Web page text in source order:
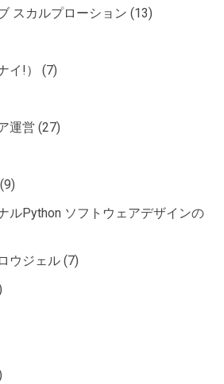
スカルプローション (13)
イ!）
(7)
運営 (27)
(9)
ルPython ソフトウェアデザインの
ウジェル (7)